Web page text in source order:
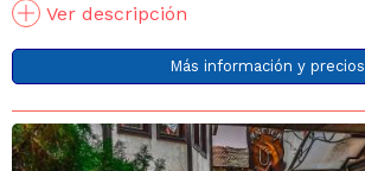
Ver descripción
Más información y precios